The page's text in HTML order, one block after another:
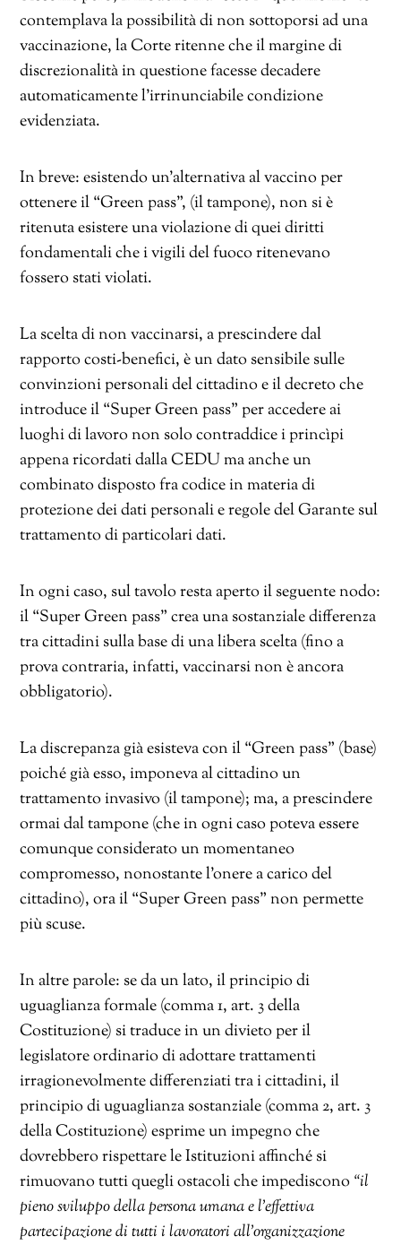
contemplava la possibilità di non sottoporsi ad una
vaccinazione, la Corte ritenne che il margine di
discrezionalità in questione facesse decadere
automaticamente l’irrinunciabile condizione
evidenziata.
In breve: esistendo un’alternativa al vaccino per
ottenere il “Green pass”, (il tampone), non si è
ritenuta esistere una violazione di quei diritti
fondamentali che i vigili del fuoco ritenevano
fossero stati violati.
La scelta di non vaccinarsi, a prescindere dal
rapporto costi-benefici, è un dato sensibile sulle
convinzioni personali del cittadino e il decreto che
introduce il “Super Green pass” per accedere ai
luoghi di lavoro non solo contraddice i princìpi
appena ricordati dalla CEDU ma anche un
combinato disposto fra codice in materia di
protezione dei dati personali e regole del Garante sul
trattamento di particolari dati.
In ogni caso, sul tavolo resta aperto il seguente nodo:
il “Super Green pass” crea una sostanziale differenza
tra cittadini sulla base di una libera scelta (fino a
prova contraria, infatti, vaccinarsi non è ancora
obbligatorio).
La discrepanza già esisteva con il “Green pass” (base)
poiché già esso, imponeva al cittadino un
trattamento invasivo (il tampone); ma, a prescindere
ormai dal tampone (che in ogni caso poteva essere
comunque considerato un momentaneo
compromesso, nonostante l’onere a carico del
cittadino), ora il “Super Green pass” non permette
più scuse.
In altre parole: se da un lato, il principio di
uguaglianza formale (comma 1, art. 3 della
Costituzione) si traduce in un divieto per il
legislatore ordinario di adottare trattamenti
irragionevolmente differenziati tra i cittadini, il
principio di uguaglianza sostanziale (comma 2, art. 3
della Costituzione) esprime un impegno che
dovrebbero rispettare le Istituzioni affinché si
rimuovano tutti quegli ostacoli che impediscono “il
pieno sviluppo della persona umana e l’effettiva
partecipazione di tutti i lavoratori all’organizzazione